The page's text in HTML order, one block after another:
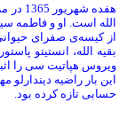
الله است. او و فاطمه
از کیسه‌ی صفرای
بقیه الله، انستیتو
ویروس هپاتیت سی را
این بار راضیه
حسابی تازه کرده بود.